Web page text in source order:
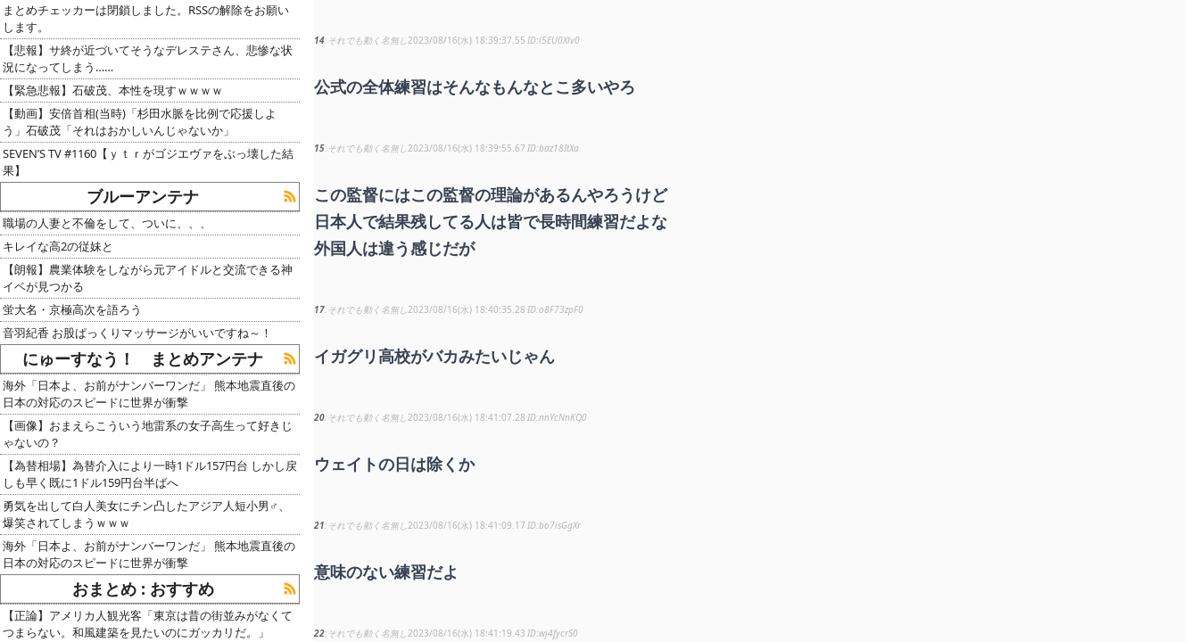
14 それでも動く名無し2023/08/16(水) 18:39:37.55 l5EU0Xlv0
公式の全体練習はそんなもんなとこ多いやろ
15 それでも動く名無し2023/08/16(水) 18:39:55.67 baz18ItXa
この監督にはこの監督の理論があるんやろうけど
日本人で結果残してる人は皆で長時間練習だよな
外国人は違う感じだが
17 それでも動く名無し2023/08/16(水) 18:40:35.28 o8F73zpF0
イガグリ高校がバカみたいじゃん
20 それでも動く名無し2023/08/16(水) 18:41:07.28 nnYcNnKQ0
ウェイトの日は除くか
21 それでも動く名無し2023/08/16(水) 18:41:09.17 bo7isGgXr
意味のない練習だよ
22 それでも動く名無し2023/08/16(水) 18:41:19.43 wj4fycrS0
まとめチェッカーは閉鎖しました。RSSの解除をお願い
します。
【悲報】サ終が近づいてそうなデレステさん、悲惨な状
況になってしまう……
【緊急悲報】石破茂、本性を現すｗｗｗｗ
【動画】安倍首相(当時)「杉田水脈を比例で応援しよ
う」石破茂「それはおかしいんじゃないか」
SEVEN’S TV #1160【ｙｔｒがゴジエヴァをぶっ壊した結
果】
ブルーアンテナ
職場の人妻と不倫をして、ついに、、、
キレイな高2の従妹と
【朗報】農業体験をしながら元アイドルと交流できる神
イベが見つかる
蛍大名・京極高次を語ろう
音羽紀香 お股ぱっくりマッサージがいいですね～！
にゅーすなう！ まとめアンテナ
海外「日本よ、お前がナンバーワンだ」 熊本地震直後の
日本の対応のスピードに世界が衝撃
【画像】おまえらこういう地雷系の女子高生って好きじ
ゃないの？
【為替相場】為替介入により一時1ドル157円台 しかし戻
しも早く既に1ドル159円台半ばへ
勇気を出して白人美女にチン凸したアジア人短小男♂、
爆笑されてしまうｗｗｗ
海外「日本よ、お前がナンバーワンだ」 熊本地震直後の
日本の対応のスピードに世界が衝撃
おまとめ : おすすめ
【正論】アメリカ人観光客「東京は昔の街並みがなくて
つまらない。和風建築を見たいのにガッカリだ。」